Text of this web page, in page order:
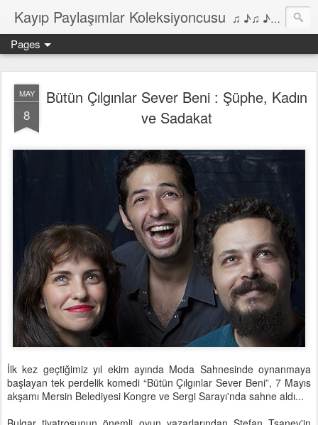
Kayıp Paylaşımlar Koleksiyoncusu ♫ ♪♫ ♪ ♫ ♪♫ ♪•♫♪ 2006'dan bu yana Film, Dizi, Müzik ve Kitaplar üzerine Yazılar Diyarı...
Pages
MAY
8
Bütün Çılgınlar Sever Beni : Şüphe, Kadın
ve Sadakat
İlk kez geçtiğimiz yıl ekim ayında Moda Sahnesinde oynanmaya
başlayan tek perdelik komedi “Bütün Çılgınlar Sever Beni”, 7 Mayıs
akşamı Mersin Belediyesi Kongre ve Sergi Sarayı'nda sahne aldı...